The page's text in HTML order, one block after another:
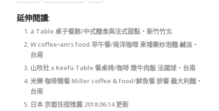
延伸閱讀:
à Table 桌子餐館/中式麵食與法式甜點‧新竹竹北
W coffee•am’s food 早午餐/南洋咖哩 柬埔寨炒泡麵 鹹派‧
台南
山吹社 x Keefü Table 餐桌椅/咖啡 燉牛肉飯 法國球‧台南
米樂 咖啡簡餐 Miller coffee & food/鮮魚餐 排餐 義大利麵‧
台南
日本 京都住宿推薦 2018.06.14 更新